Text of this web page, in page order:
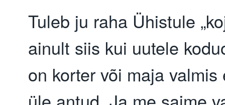
Tuleb ju raha Ühistule
ainult siis kui uutele
on korter või maja